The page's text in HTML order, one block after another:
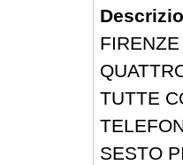
TUTTE
SESTO